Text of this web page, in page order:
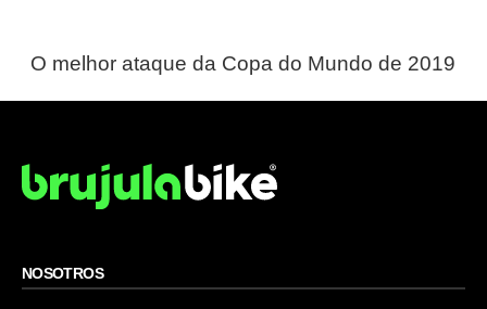
O melhor ataque da Copa do Mundo de 2019
NOSOTROS